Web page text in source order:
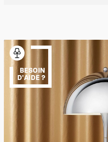
BESOIN
D'AIDE ?